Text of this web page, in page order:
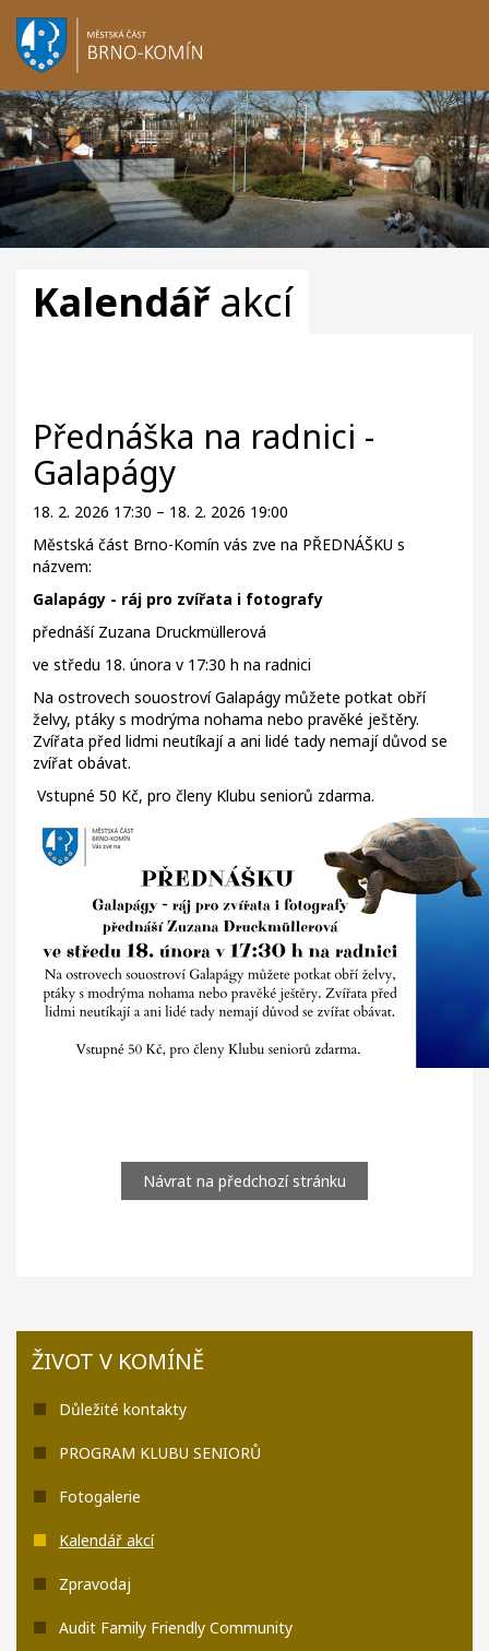
Kalendářakcí
Přednáška na radnici -
Galapágy
18. 2. 2026 17:30 – 18. 2. 2026 19:00
Městská část Brno-Komín vás zve na PŘEDNÁŠKU s
názvem:
Galapágy - ráj pro zvířata i fotografy
přednáší Zuzana Druckmüllerová
ve středu 18. února v 17:30 h na radnici
Na ostrovech souostroví Galapágy můžete potkat obří
želvy, ptáky s modrýma nohama nebo pravěké ještěry.
Zvířata před lidmi neutíkají a ani lidé tady nemají důvod se
zvířat obávat.
Vstupné 50 Kč, pro členy Klubu seniorů zdarma.
Návrat na předchozí stránku
ŽIVOT V KOMÍNĚ
Důležité kontakty
PROGRAM KLUBU SENIORŮ
Fotogalerie
Kalendář akcí
Zpravodaj
Audit Family Friendly Community